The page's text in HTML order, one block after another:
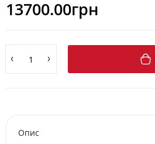
13700.00грн
Опис